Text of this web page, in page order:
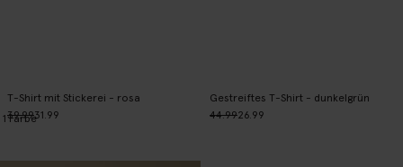
T-Shirt mit Stickerei - rosa
39.9931.99
1Farbe
Gestreiftes T-Shirt - dunkelgrün
44.9926.99